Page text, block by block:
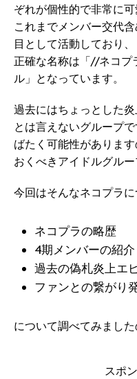
ぞれが個性的で非常に可
これまでメンバー交代
目として活動しており、
正確な名称は「//ネコプ
ル」となっています。
過去にはちょっとした
とは言えないグループ
ばたく可能性がありま
おくべきアイドルグル
今回はそんなネコプラに
ネコプラの略歴
4期メンバーの紹介
過去の偽札炎上エ
ファンとの繋がり
について調べてみまし
スポ